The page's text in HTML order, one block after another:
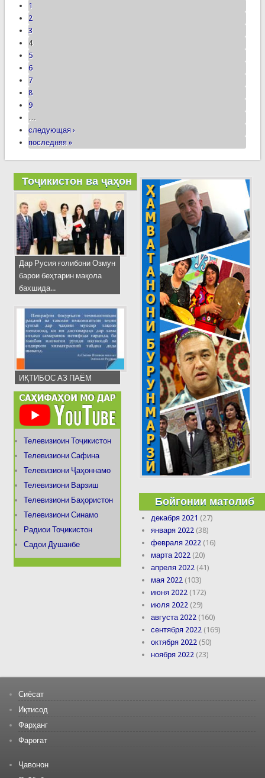
1
2
3
4
5
6
7
8
9
…
следующая ›
последняя »
Тоҷикистон ва ҷаҳон
Дар Русия ғолибони Озмун
барои беҳтарин мақола
бахшида...
ИҚТИБОС АЗ ПАЁМ
Телевизиоин Тоҷикистон
Телевизиони Сафина
Телевизиони Ҷаҳоннамо
Телевизиони Варзиш
Телевизиони Баҳористон
Телевизиони Синамо
Радиои Тоҷикистон
Садои Душанбе
Бойгонии матолиб
декабря 2021 (27)
января 2022 (38)
февраля 2022 (16)
марта 2022 (20)
апреля 2022 (41)
мая 2022 (103)
июня 2022 (172)
июля 2022 (29)
августа 2022 (160)
сентября 2022 (169)
октября 2022 (50)
ноября 2022 (23)
Сиёсат
Иқтисод
Фарҳанг
Фароғат
Ҷавонон